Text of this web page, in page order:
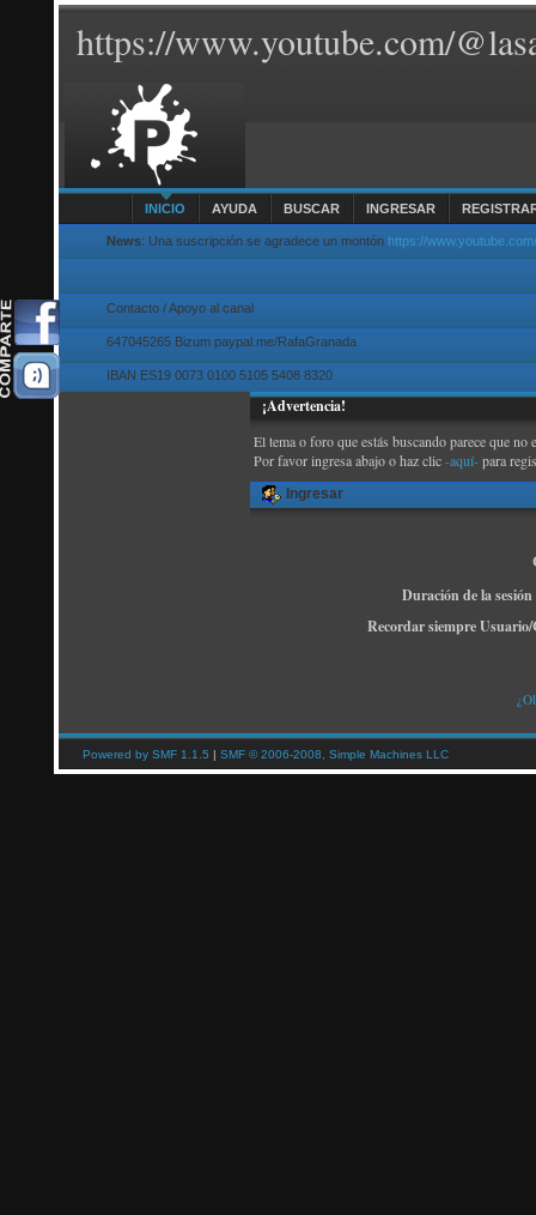
https://www.youtube.com/
INICIO AYUDA BUSCAR INGRESAR
News: Una suscripción se agradece un montón https://
Contacto / Apoyo al canal
647045265 Bizum paypal.me/RafaGranada
IBAN ES19 0073 0100 5105 5408 8320
¡Advertencia!
El tema o foro que estás buscando parece que
Por favor ingresa abajo o haz clic-aquí-para
Ingresar
Duración de la
Recordar siempre
Powered by SMF 1.1.5 | SMF © 2006-2008, Simple Machines LLC